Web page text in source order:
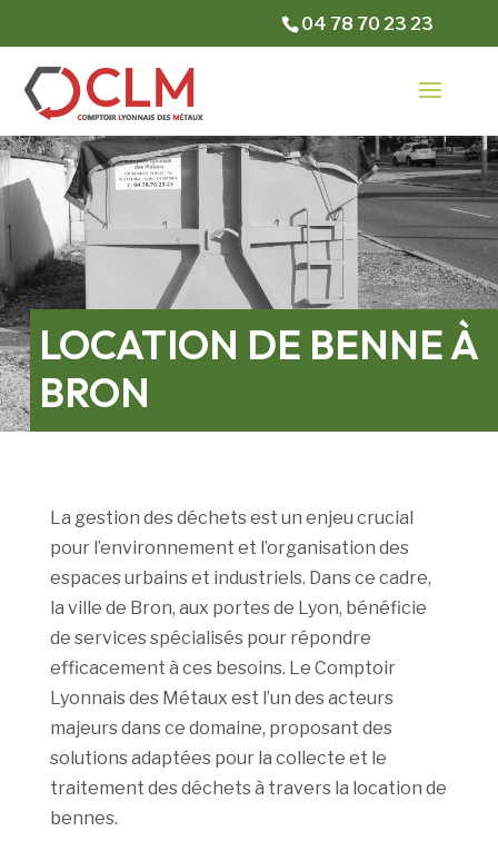
04 78 70 23 23
LOCATION DE BENNE À
BRON
La gestion des déchets est un enjeu crucial
pour l’environnement et l’organisation des
espaces urbains et industriels. Dans ce cadre,
la ville de Bron, aux portes de Lyon, bénéficie
de services spécialisés pour répondre
efficacement à ces besoins. Le Comptoir
Lyonnais des Métaux est l’un des acteurs
majeurs dans ce domaine, proposant des
solutions adaptées pour la collecte et le
traitement des déchets à travers la location de
bennes.